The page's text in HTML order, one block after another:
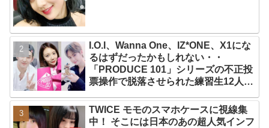
I.O.I、Wanna One、IZ*ONE、X1にな
るはずだったかもしれない・・
「PRODUCE 101」シリーズの不正投
票操作で脱落させられた練習生12人の
TWICE モモのスマホケースに視線集
中！ そこには日本のあの超人気インフ